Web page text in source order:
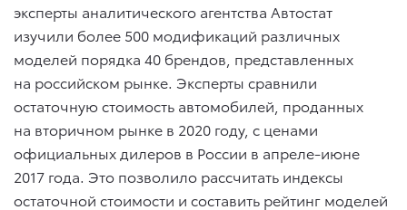
эксперты аналитического агентства Автостат
изучили более 500 модификаций различных
моделей порядка 40 брендов, представленных
на российском рынке. Эксперты сравнили
остаточную стоимость автомобилей, проданных
на вторичном рынке в 2020 году, с ценами
официальных дилеров в России в апреле-июне
2017 года. Это позволило рассчитать индексы
остаточной стоимости и составить рейтинг моделей